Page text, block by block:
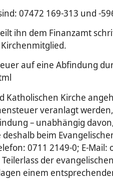
07472 169-313 und -
ihn dem Finanzamt
auf eine Abfindung
Katholischen Kirche
veranlagt
– unabhängig
beim
0711 2149-0; E-Mail:
der
einem